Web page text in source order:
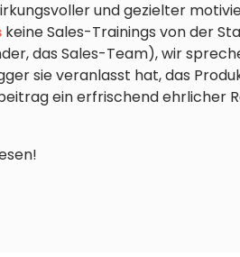
und gezielter
keine Sales-Trainings von der
das Sales-Team), wir
sie veranlasst hat, das
ein erfrischend ehrlicher